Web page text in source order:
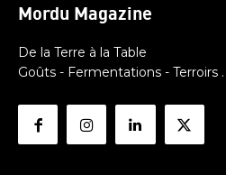
Mordu Magazine
De la Terre à la Table
Goûts - Fermentations - Terroirs .